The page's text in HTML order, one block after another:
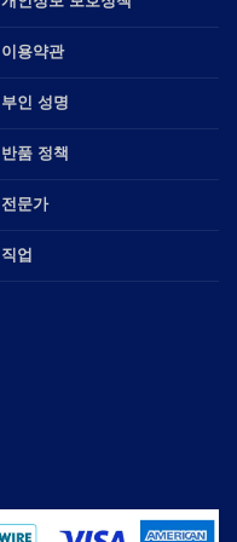
이용약관
부인 성명
반품 정책
전문가
직업